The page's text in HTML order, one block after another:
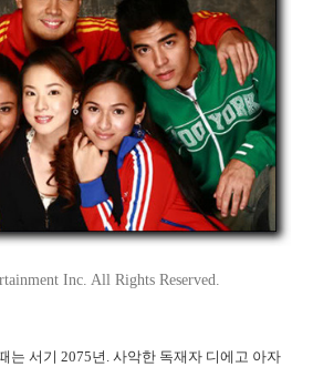
Inc. All Rights Reserved.
는 서기 2075년. 사악한 독재자 디에고 아자